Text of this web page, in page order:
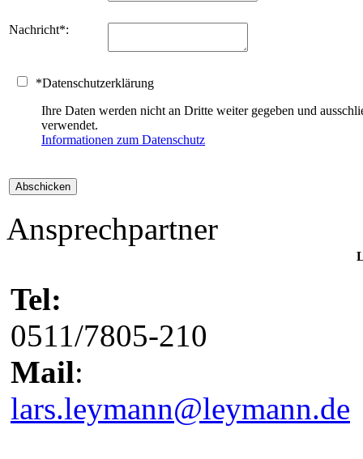
Nachricht*:
*Datenschutzerklärung
Ihre Daten werden nicht an Dritte weiter gegeben und
verwendet.
Informationen zum Datenschutz
Ansprechpartner
Tel:
0511/7805-210
Mail:
lars.leymann@leymann.de